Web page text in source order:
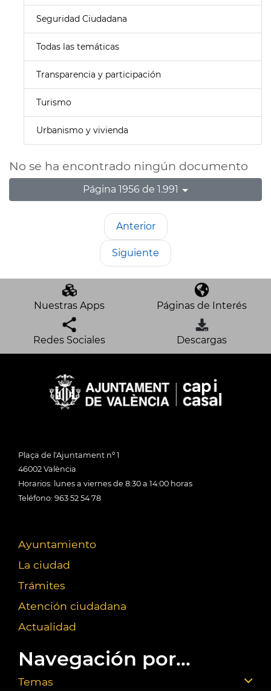
Seguridad Ciudadana
Todas las temáticas
Transparencia y participación
Turismo
Urbanismo y vivienda
No se ha encontrado ningún documento
Página 1956 de 1.991
Anterior
Siguiente
Nuestras Apps Páginas de Interés
Redes Sociales Descargas
Plaça de l'Ajuntament nº 1
46002 València
Horarios: lunes a viernes de 8:30 a 14:00 horas
Teléfono: 963 52 54 78
Ayuntamiento
La ciudad
Trámites
Atención ciudadana
Actualidad
Navegación por...
Temas